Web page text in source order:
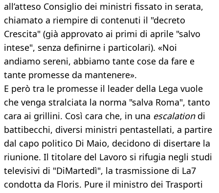
all’atteso Consiglio dei ministri fissato in serata,
chiamato a riempire di contenuti il "decreto
Crescita" (già approvato ai primi di aprile "salvo
intese", senza definirne i particolari). «Noi
andiamo sereni, abbiamo tante cose da fare e
tante promesse da mantenere».
E però tra le promesse il leader della Lega vuole
che venga stralciata la norma "salva Roma", tanto
cara ai grillini. Così cara che, in una escalationdi
battibecchi, diversi ministri pentastellati, a partire
dal capo politico Di Maio, decidono di disertare la
riunione. Il titolare del Lavoro si rifugia negli studi
televisivi di "DiMartedì", la trasmissione di La7
condotta da Floris. Pure il ministro dei Trasporti